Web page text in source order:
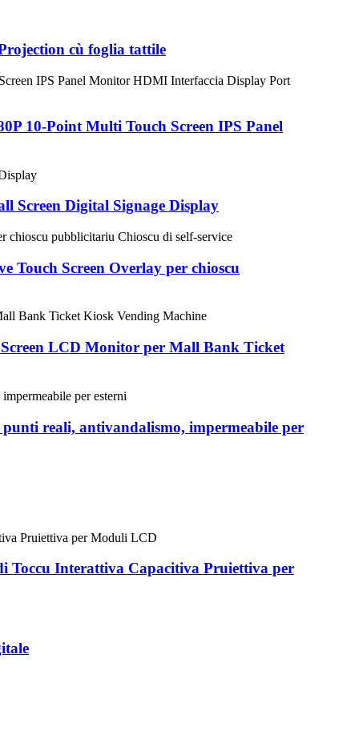
cù foglia tattile
10-Point Multi Touch Screen IPS Panel
Screen Digital Signage Display
Touch Screen Overlay per chioscu
LCD Monitor per Mall Bank Ticket
reali, antivandalismo, impermeabile per
Toccu Interattiva Capacitiva Pruiettiva per